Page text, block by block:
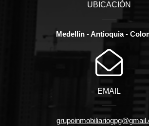
UBICACIÓN
Medellín - Antioquia -
EMAIL